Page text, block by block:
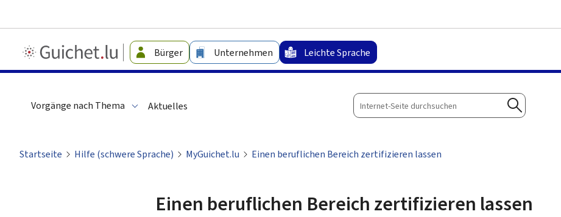
Guichet.lu
-
Bürger Unternehmen Leichte Sprache
Vorgänge nach Thema Aktuelles
Internet-
Seite
Suchen
Startseite Hilfe (schwere Sprache) MyGuichet.lu Einen beruflichen Bereich zertifizieren lassen
Einen beruflichen Bereich zertifizieren lassen